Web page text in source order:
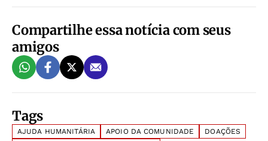
Compartilhe essa notícia com seus
amigos
Tags
AJUDA HUMANITÁRIA APOIO DA COMUNIDADE
DOAÇÕES